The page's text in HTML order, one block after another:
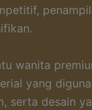
wanita
yang
serta desain